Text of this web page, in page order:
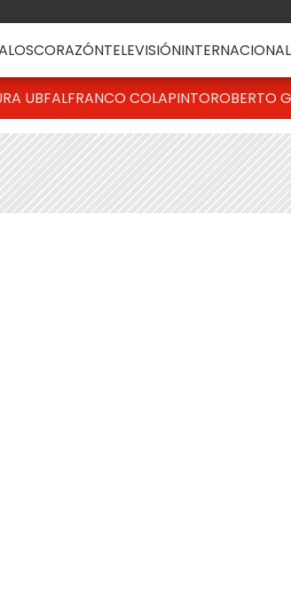
CORAZÓNTELEVISIÓNINTERNACIONAL
UBFALFRANCO COLAPINTOROBERTO